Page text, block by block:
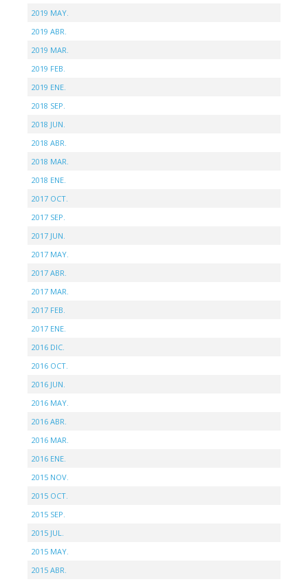
2019 MAY.
2019 ABR.
2019 MAR.
2019 FEB.
2019 ENE.
2018 SEP.
2018 JUN.
2018 ABR.
2018 MAR.
2018 ENE.
2017 OCT.
2017 SEP.
2017 JUN.
2017 MAY.
2017 ABR.
2017 MAR.
2017 FEB.
2017 ENE.
2016 DIC.
2016 OCT.
2016 JUN.
2016 MAY.
2016 ABR.
2016 MAR.
2016 ENE.
2015 NOV.
2015 OCT.
2015 SEP.
2015 JUL.
2015 MAY.
2015 ABR.